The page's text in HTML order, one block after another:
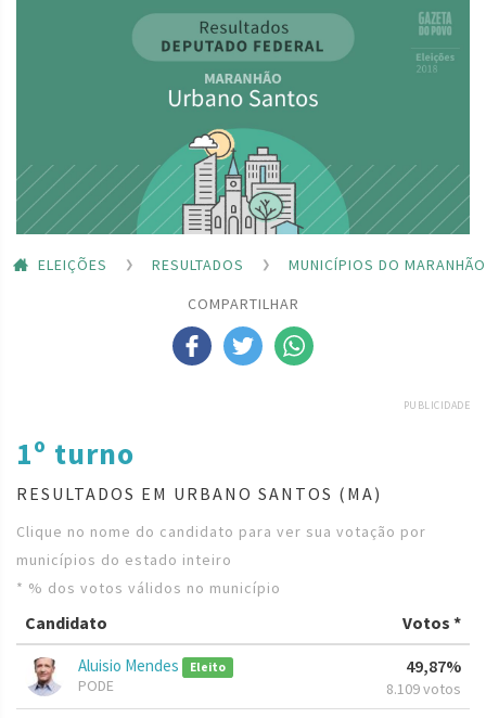
ELEIÇÕES RESULTADOS
MUNICÍPIOS DO MARANHÃO
COMPARTILHAR
PUBLICIDADE
1º turno
RESULTADOS EM URBANO SANTOS (MA)
Clique no nome do candidato para ver sua votação por
municípios do estado inteiro
* % dos votos válidos no município
Candidato Votos *
Aluisio Mendes Eleito
PODE
49,87%
8.109 votos